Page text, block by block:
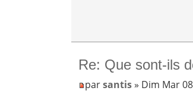
Re: Que sont-ils
parsantis» Dim Mar